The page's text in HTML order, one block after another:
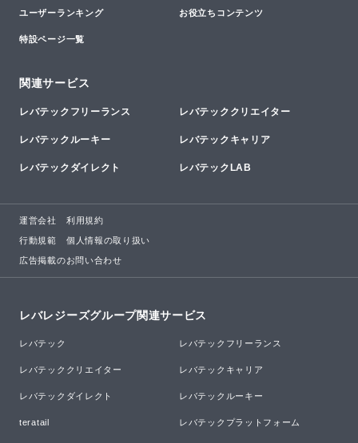
ユーザーランキング お役立ちコンテンツ
特設ページ一覧
関連サービス
レバテックフリーランス レバテッククリエイター
レバテックルーキー レバテックキャリア
レバテックダイレクト レバテックLAB
運営会社 利用規約
行動規範 個人情報の取り扱い
広告掲載のお問い合わせ
レバレジーズグループ関連サービス
レバテック レバテックフリーランス
レバテッククリエイター レバテックキャリア
レバテックダイレクト レバテックルーキー
teratail レバテックプラットフォーム